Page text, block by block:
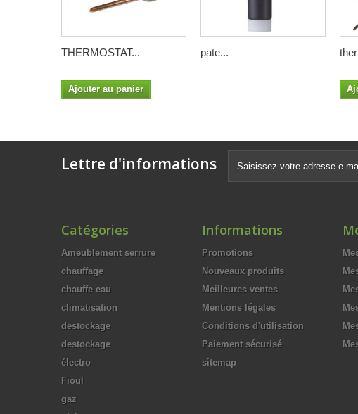
THERMOSTAT...
Ajouter au panier
pate...
Lettre d'informations
Catégories
Ameublement serrure
chauffage
chauffe eau
climatisation
destockage
destockage
électro
Fioul
gaz
Informations
Promotions
Nouveaux produits
Meilleures ventes
Mentions légales
Conditions d'utilisation
Paiement sécurisé
sitemap